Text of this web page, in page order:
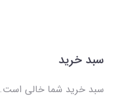
سبد خرید
سبد خرید شما خالی است.